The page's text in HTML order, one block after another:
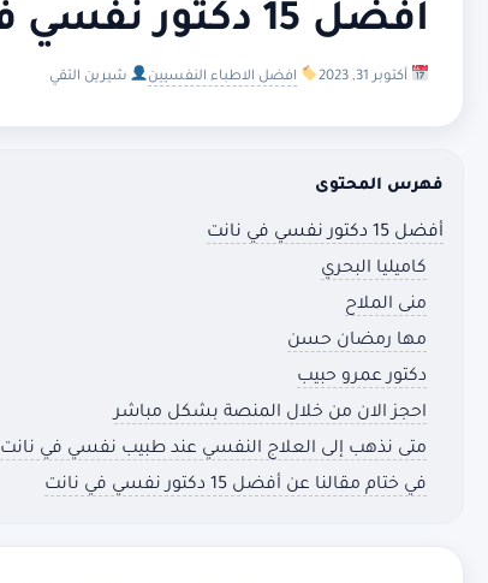
أفضل 15 دكتور نفسي في نانت
أكتوبر 31, 2023 افضل الاطباء النفسيين شيرين التقي
فهرس المحتوى
أفضل 15 دكتور نفسي في نانت
كاميليا البحري
منى الملاح
مها رمضان حسن
دكتور عمرو حبيب
احجز الان من خلال المنصة بشكل مباشر
متى نذهب إلى العلاج النفسي عند طبيب نفسي في نانت
في ختام مقالنا عن أفضل 15 دكتور نفسي في نانت